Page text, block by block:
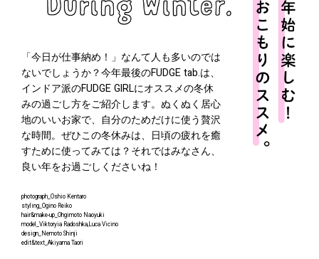
「今日が仕事納め！」なんて人も多いのでは
ないでしょうか？今年最後のFUDGE tab.は、
インドア派のFUDGE GIRLにオススメの冬休
みの過ごし方をご紹介します。ぬくぬく居心
地のいいお家で、自分のためだけに使う贅沢
な時間。ぜひこの冬休みは、日頃の疲れを癒
すために使ってみては？それではみなさん、
良い年をお過ごしくださいね！
photograph_Oshio Kentaro
styling_Ogino Reiko
hair&make-up_Ohgimoto Naoyuki
model_Viktoryia Radoshka,Luca Vicino
design_Nemoto Shinji
edit&text_Akiyama Taori